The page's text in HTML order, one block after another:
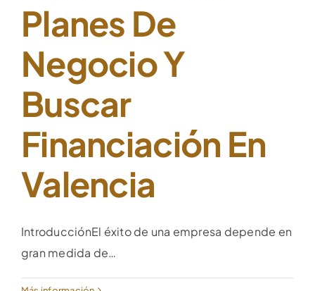
Planes De
Negocio Y
Buscar
Financiación En
Valencia
IntroducciónEl éxito de una empresa depende en
gran medida de…